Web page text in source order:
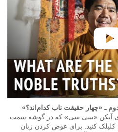
ـ «چهار حقیقت ناب کدام‌اند؟»
آیکن «سی سی» که در گوشه سمت
کنید. برای عوض کردن زبان